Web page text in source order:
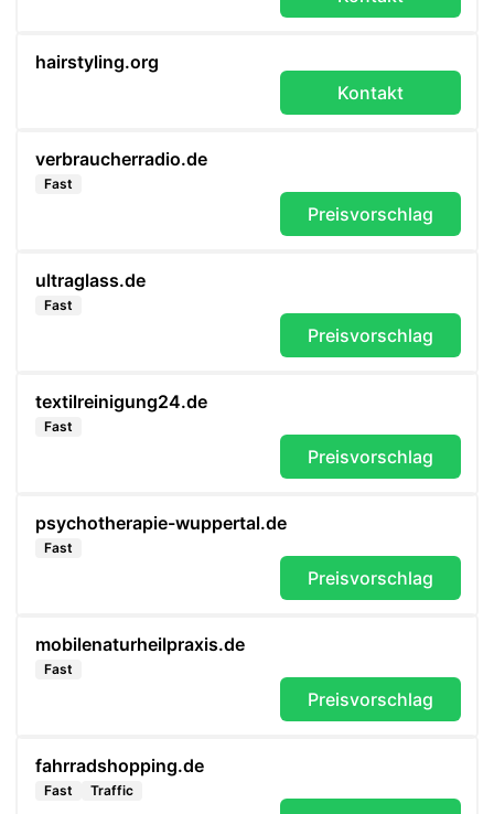
hairstyling.org
Kontakt
verbraucherradio.de
Fast
Preisvorschlag
ultraglass.de
Fast
Preisvorschlag
textilreinigung24.de
Fast
Preisvorschlag
psychotherapie-wuppertal.de
Fast
Preisvorschlag
mobilenaturheilpraxis.de
Fast
Preisvorschlag
fahrradshopping.de
Fast Traffic